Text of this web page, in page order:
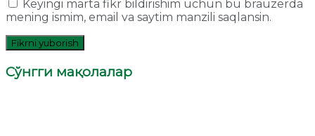
Keyingi marta fikr bildirishim uchun bu brauzerda
mening ismim, email va saytim manzili saqlansin.
Сўнгги мақолалар